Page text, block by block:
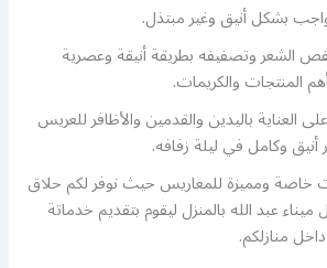
بشكل أنيق وغير مبتذل.
الشعر وتصفيفه بطريقة أنيقة وعصرية
المنتجات والكريمات.
العناية باليدين والقدمين والأظافر للعريس
أنيق وكامل في ليلة زفافه.
خاصة ومميزة للمعاريس حيث نوفر لكم حلاق
عبد الله بالمنزل ليقوم بتقديم خدماتة
منازلكم.